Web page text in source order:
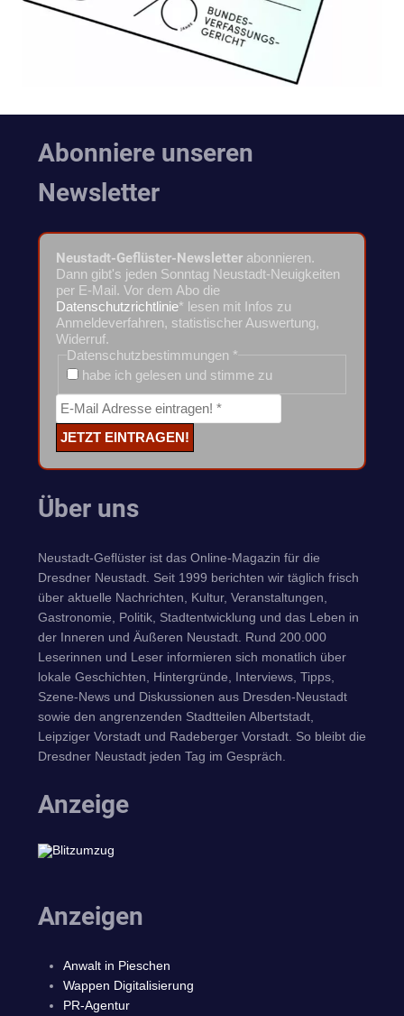
Abonniere unseren
Newsletter
Neustadt-Geflüster-Newsletter abonnieren.
Dann gibt's jeden Sonntag Neustadt-Neuigkeiten
per E-Mail. Vor dem Abo die
Datenschutzrichtlinie* lesen mit Infos zu
Anmeldeverfahren, statistischer Auswertung,
Widerruf.
Datenschutzbestimmungen *
habe ich gelesen und stimme zu
Über uns
Neustadt-Geflüster ist das Online-Magazin für die
Dresdner Neustadt. Seit 1999 berichten wir täglich frisch
über aktuelle Nachrichten, Kultur, Veranstaltungen,
Gastronomie, Politik, Stadtentwicklung und das Leben in
der Inneren und Äußeren Neustadt. Rund 200.000
Leserinnen und Leser informieren sich monatlich über
lokale Geschichten, Hintergründe, Interviews, Tipps,
Szene-News und Diskussionen aus Dresden-Neustadt
sowie den angrenzenden Stadtteilen Albertstadt,
Leipziger Vorstadt und Radeberger Vorstadt. So bleibt die
Dresdner Neustadt jeden Tag im Gespräch.
Anzeige
Anzeigen
Anwalt in Pieschen
Wappen Digitalisierung
PR-Agentur